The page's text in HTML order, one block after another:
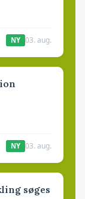
NY 03. aug.
NY 03. aug.
søges